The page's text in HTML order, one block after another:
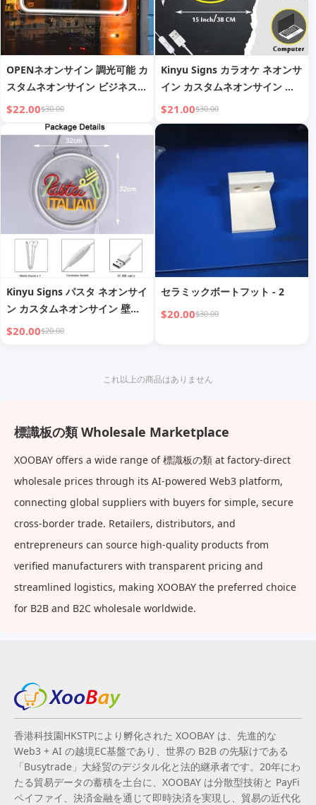
OPENネオンサイン 調光可能 カ
スタムネオンサイン ビジネス用
ウォールデコレーション
$22.00$30.00
Kinyu Signs カラオケ ネオンサ
イン カスタムネオンサイン ゲ
ームルーム用
$21.00$30.00
Kinyu Signs パスタ ネオンサイ
ン カスタムネオンサイン 壁装
飾 食堂用
$20.00$20.00
セラミックボートフット - 2
$20.00$30.00
これ以上の商品はありません
標識板の類 Wholesale Marketplace
XOOBAY offers a wide range of 標識板の類 at factory-direct
wholesale prices through its AI-powered Web3 platform,
connecting global suppliers with buyers for simple, secure
cross-border trade. Retailers, distributors, and
entrepreneurs can source high-quality products from
verified manufacturers with transparent pricing and
streamlined logistics, making XOOBAY the preferred choice
for B2B and B2C wholesale worldwide.
香港科技園HKSTPにより孵化された XOOBAY は、先進的な
Web3 + AI の越境EC基盤であり、世界の B2B の先駆けである
「Busytrade」大経贸のデジタル化と法的継承者です。20年にわ
たる貿易データの蓄積を土台に、XOOBAY は分散型技術と PayFi
ペイファイ、決済金融を通じて即時決済を実現し、貿易の近代化